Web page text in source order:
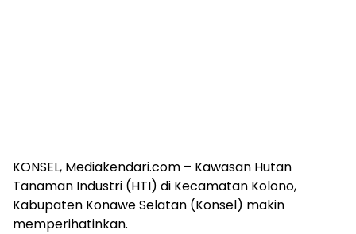
KONSEL, Mediakendari.com – Kawasan Hutan
Tanaman Industri (HTI) di Kecamatan Kolono,
Kabupaten Konawe Selatan (Konsel) makin
memperihatinkan.